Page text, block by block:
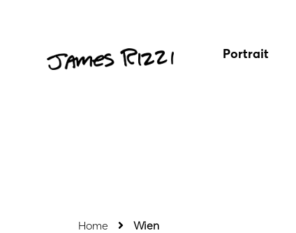
Portrait
Home Wien